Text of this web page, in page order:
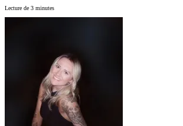
Lecture de 3 minutes